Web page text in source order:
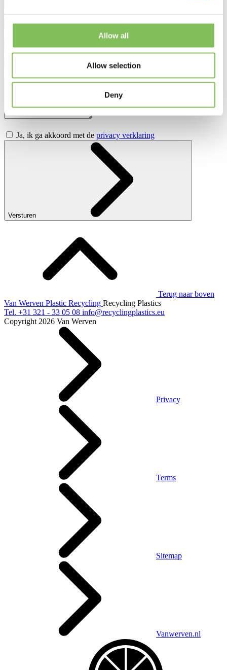
Allow all
Allow selection
Deny
Telefoonnummer*
Ja, ik ga akkoord met de privacy verklaring
Versturen
Terug naar boven
Van Werven Plastic Recycling Recycling Plastics
Tel. +31 321 - 33 05 08 info@recyclingplastics.eu
Copyright 2026 Van Werven
Privacy
Terms
Sitemap
Vanwerven.nl